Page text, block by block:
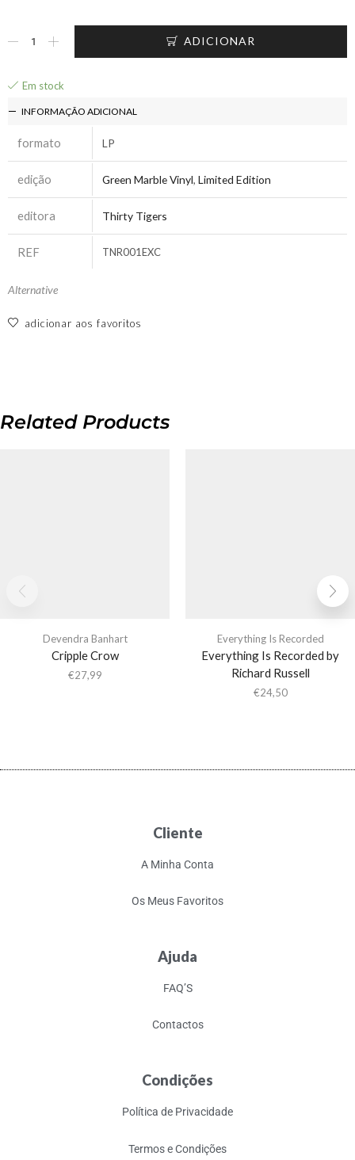
ADICIONAR
Em stock
INFORMAÇÃO ADICIONAL
formato LP
edição Green Marble Vinyl, Limited Edition
editora Thirty Tigers
REF TNR001EXC
Alternative
adicionar aos favoritos
Related Products
Devendra Banhart
Cripple Crow
€27,99
Everything Is Recorded
Everything Is Recorded by
Richard Russell
€24,50
Cliente
A Minha Conta
Os Meus Favoritos
Ajuda
FAQ’S
Contactos
Condições
Política de Privacidade
Termos e Condições